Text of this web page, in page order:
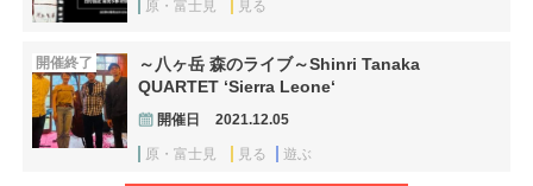
原・富士見 見る
開催終了
～八ヶ岳 森のライブ～Shinri Tanaka
QUARTET ‘Sierra Leone‘
開催日 2021.12.05
原・富士見 見る 遊ぶ